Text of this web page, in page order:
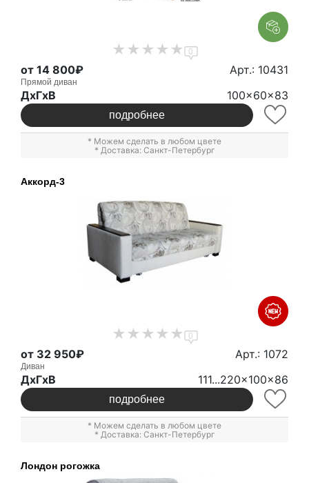
0
от 14 800₽ Арт.: 10431
Прямой диван
ДxГxВ 100x60x83
подробнее
* Можем сделать в любом цвете
* Доставка: Санкт-Петербург
Аккорд-3
0
от 32 950₽ Арт.: 1072
Диван
ДxГxВ 111...220x100x86
подробнее
* Можем сделать в любом цвете
* Доставка: Санкт-Петербург
Лондон рогожка